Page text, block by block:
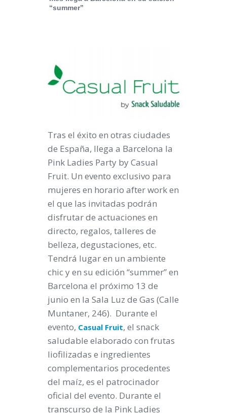
“summer”
Tras el éxito en otras ciudades
de España, llega a Barcelona la
Pink Ladies Party by Casual
Fruit. Un evento exclusivo para
mujeres en horario after work en
el que las invitadas podrán
disfrutar de actuaciones en
directo, regalos, talleres de
belleza, degustaciones, etc.
Tendrá lugar en un ambiente
chic y en su edición “summer” en
Barcelona el próximo 13 de
junio en la Sala Luz de Gas (Calle
Muntaner, 246). Durante el
evento, Casual Fruit, el snack
saludable elaborado con frutas
liofilizadas e ingredientes
complementarios procedentes
del maíz, es el patrocinador
oficial del evento. Durante el
transcurso de la Pink Ladies